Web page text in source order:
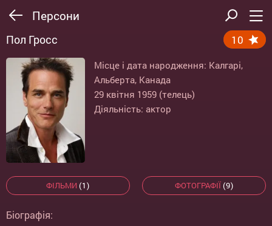
Персони
Пол Гросс 10
Місце і дата народження: Калгарі,
Альберта, Канада
29 квітня 1959 (телець)
Діяльність: актор
ФІЛЬМИ (1) ФОТОГРАФІЇ(9)
Біографія: